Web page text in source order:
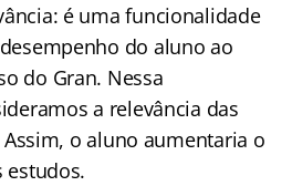
é uma funcionalidade
do aluno ao
do Gran. Nessa
a relevância das
o aluno aumentaria o
estudos.